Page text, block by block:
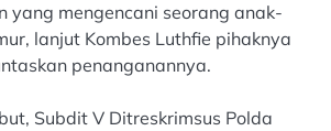
yang mengencani seorang anak-
lanjut Kombes Luthfie pihaknya
penanganannya.
Subdit V Ditreskrimsus Polda